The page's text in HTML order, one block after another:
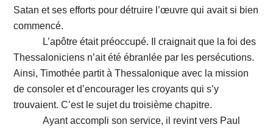
Satan et ses efforts pour détruire l’œuvre qui avait si bien
commencé.
L’apôtre était préoccupé. Il craignait que la foi des
Thessaloniciens n’ait été ébranlée par les persécutions.
Ainsi, Timothée partit à Thessalonique avec la mission
de consoler et d’encourager les croyants qui s’y
trouvaient. C’est le sujet du troisième chapitre.
Ayant accompli son service, il revint vers Paul